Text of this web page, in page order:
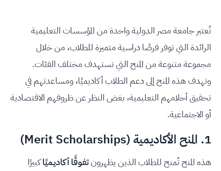
تُعتبر جامعة مصر الدولية واحدة من المؤسسات التعليمية
الرائدة التي توفر فرصًا دراسية متميزة للطلاب، من خلال
مجموعة متنوعة من المنح التي تستهدف مختلف الفئات.
وتهدف هذه المنح إلى دعم الطلاب أكاديميًا، ومساعدتهم في
تحقيق أحلامهم التعليمية، بغض النظر عن ظروفهم الاقتصادية
أو الاجتماعية.
1. المنح الأكاديمية (Merit Scholarships)
هذه المنح تُمنح للطلاب الذين يظهرونتفوقًا أكاديميًاكبيرًا